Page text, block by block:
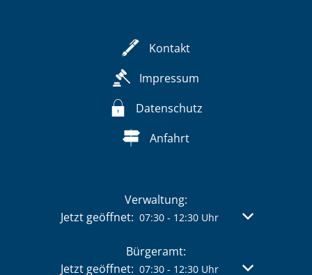
Kontakt
Impressum
Datenschutz
Anfahrt
Verwaltung:
Klicken, um weitere Öffnungs- oder
Jetzt geöffnet: 07:30- 12:30Uhr Von 07:30
Bürgeramt:
Klicken, um weitere Öffnungs- oder
Jetzt geöffnet: 07:30- 12:30Uhr Von 07:30